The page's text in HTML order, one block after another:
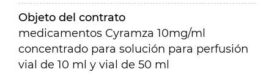
Objeto del contrato
medicamentos Cyramza 10mg/ml
concentrado para solución para perfusión
vial de 10 ml y vial de 50 ml